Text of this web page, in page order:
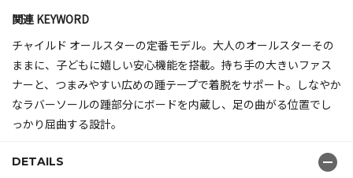
関連 KEYWORD
チャイルド オールスターの定番モデル。大人のオールスターその
ままに、子どもに嬉しい安心機能を搭載。持ち手の大きいファス
ナーと、つまみやすい広めの踵テープで着脱をサポート。しなやか
なラバーソールの踵部分にボードを内蔵し、足の曲がる位置でし
っかり屈曲する設計。
DETAILS